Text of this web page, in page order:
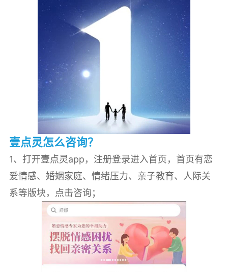
壹点灵怎么咨询？
1、打开壹点灵app，注册登录进入首页，首页有恋
爱情感、婚姻家庭、情绪压力、亲子教育、人际关
系等版块，点击咨询；